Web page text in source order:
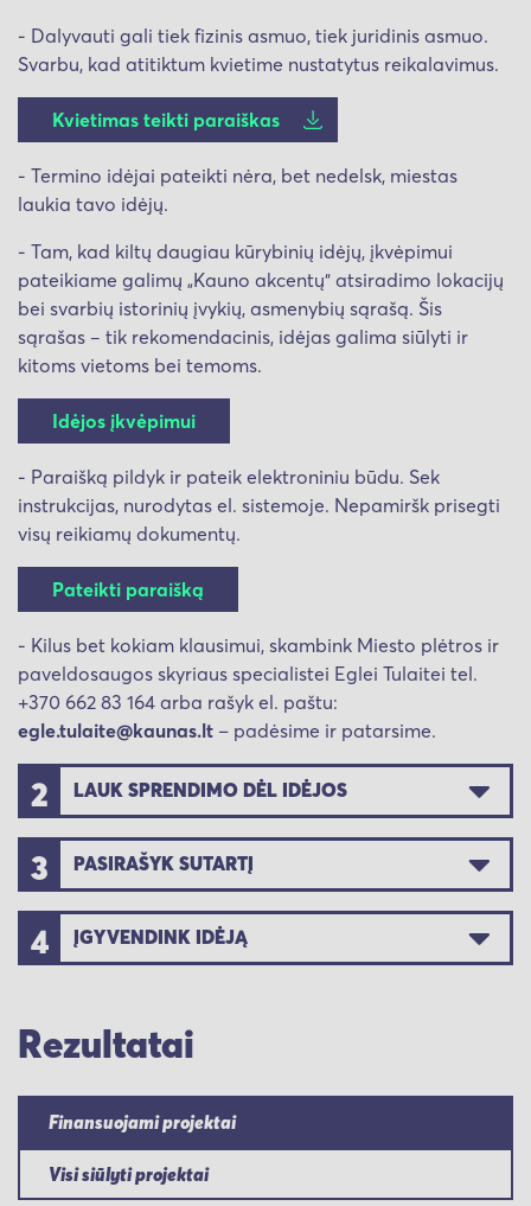
- Dalyvauti gali tiek fizinis asmuo, tiek juridinis asmuo.
Svarbu, kad atitiktum kvietime nustatytus reikalavimus.
Kvietimas teikti paraiškas
- Termino idėjai pateikti nėra, bet nedelsk, miestas
laukia tavo idėjų.
- Tam, kad kiltų daugiau kūrybinių idėjų, įkvėpimui
pateikiame galimų „Kauno akcentų“ atsiradimo lokacijų
bei svarbių istorinių įvykių, asmenybių sąrašą. Šis
sąrašas – tik rekomendacinis, idėjas galima siūlyti ir
kitoms vietoms bei temoms.
Idėjos įkvėpimui
- Paraišką pildyk ir pateik elektroniniu būdu. Sek
instrukcijas, nurodytas el. sistemoje. Nepamiršk prisegti
visų reikiamų dokumentų.
Pateikti paraišką
- Kilus bet kokiam klausimui, skambink Miesto plėtros ir
paveldosaugos skyriaus specialistei Eglei Tulaitei tel.
+370 662 83 164 arba rašyk el. paštu:
egle.tulaite@kaunas.lt – padėsime ir patarsime.
2 LAUK SPRENDIMO DĖL IDĖJOS
3 PASIRAŠYK SUTARTĮ
4 ĮGYVENDINK IDĖJĄ
Rezultatai
Finansuojami projektai
Visi siūlyti projektai